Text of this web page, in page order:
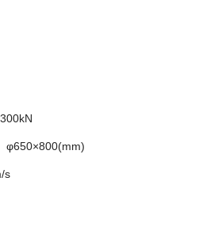
300kN
φ650×800(mm)
s